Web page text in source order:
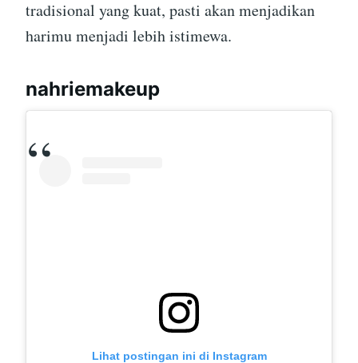
tradisional yang kuat, pasti akan menjadikan
harimu menjadi lebih istimewa.
nahriemakeup
Lihat postingan ini di Instagram